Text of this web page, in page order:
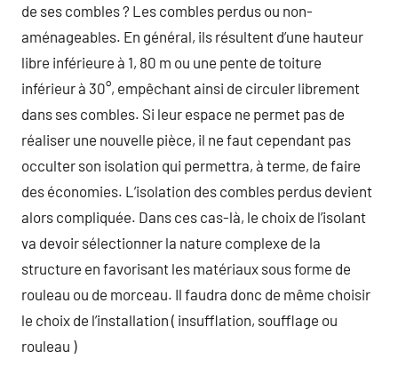
de ses combles ? Les combles perdus ou non-
aménageables. En général, ils résultent d’une hauteur
libre inférieure à 1, 80 m ou une pente de toiture
inférieur à 30°, empêchant ainsi de circuler librement
dans ses combles. Si leur espace ne permet pas de
réaliser une nouvelle pièce, il ne faut cependant pas
occulter son isolation qui permettra, à terme, de faire
des économies. L’isolation des combles perdus devient
alors compliquée. Dans ces cas-là, le choix de l’isolant
va devoir sélectionner la nature complexe de la
structure en favorisant les matériaux sous forme de
rouleau ou de morceau. Il faudra donc de même choisir
le choix de l’installation ( insufflation, soufflage ou
rouleau )